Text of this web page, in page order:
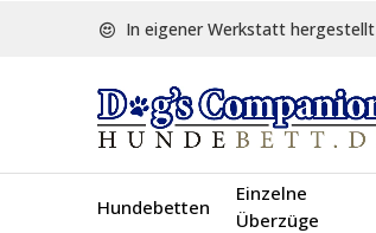
Hundebetten
Einzelne
Überzüge
In eigener Werkstatt hergestellt